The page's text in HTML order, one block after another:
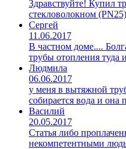
Здравствуйте! Купил
стекловолокном
Сергей
11.06.2017
В частном доме....
трубы отопления туда
Людмила
06.06.2017
у меня в вытяжной
собирается вода и она
Василий
20.05.2017
Статья либо
некомпетентными